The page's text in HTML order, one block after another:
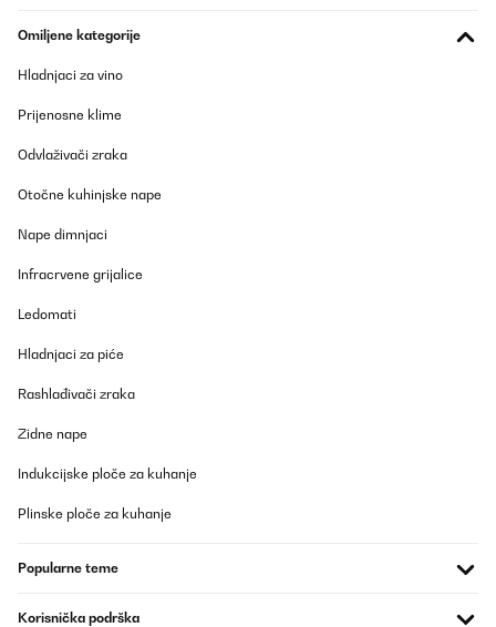
Omiljene kategorije
Hladnjaci za vino
Prijenosne klime
Odvlaživači zraka
Otočne kuhinjske nape
Nape dimnjaci
Infracrvene grijalice
Ledomati
Hladnjaci za piće
Rashlađivači zraka
Zidne nape
Indukcijske ploče za kuhanje
Plinske ploče za kuhanje
Popularne teme
Korisnička podrška